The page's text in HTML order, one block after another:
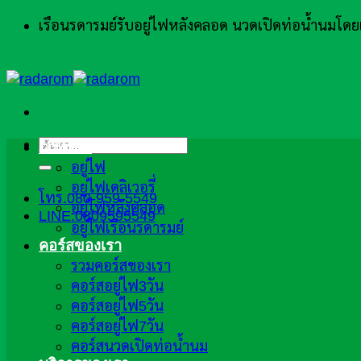
ข้าม
เนื้อหา
เรือนรดารมย์รับอยู่ไฟหลังคลอด นวดเปิดท่อน้ำนมโ
ค้นหา:
โทร.080-959-5549
LINE:0809595549
ภาพรวม
อยู่ไฟ
อยู่ไฟเดลิเวอรี่
อยู่ไฟหลังคลอด
อยู่ไฟเรือนรดารมย์
คอร์สของเรา
รวมคอร์สของเรา
คอร์สอยู่ไฟ3วัน
คอร์สอยู่ไฟ5วัน
คอร์สอยู่ไฟ7วัน
คอร์สนวดเปิดท่อน้ำนม